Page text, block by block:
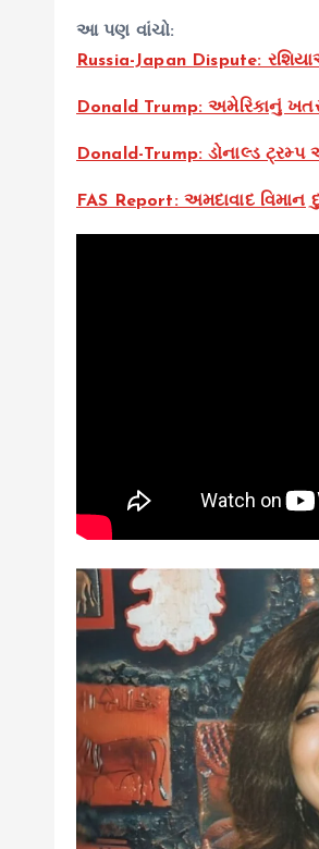
આ પણ વાંચો:
Russia-Japan Dispute:
Donald Trump: અમેરિકાનું
Donald-Trump: ડોનાલ્ડ
FAS Report: અમદાવાદ વિમાન